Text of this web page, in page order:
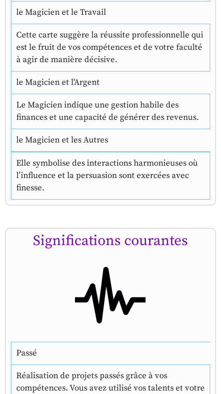
le Magicien et le Travail
Cette carte suggère la réussite professionnelle qui
est le fruit de vos compétences et de votre faculté
à agir de manière décisive.
le Magicien et l'Argent
Le Magicien indique une gestion habile des
finances et une capacité de générer des revenus.
le Magicien et les Autres
Elle symbolise des interactions harmonieuses où
l’influence et la persuasion sont exercées avec
finesse.
Significations courantes
Passé
Réalisation de projets passés grâce à vos
compétences. Vous avez utilisé vos talents et votre